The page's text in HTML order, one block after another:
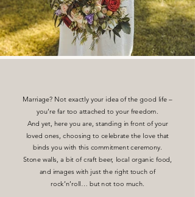
Marriage? Not exactly your idea of the good life –
you’re far too attached to your freedom.
And yet, here you are, standing in front of your
loved ones, choosing to celebrate the love that
binds you with this commitment ceremony.
Stone walls, a bit of craft beer, local organic food,
and images with just the right touch of
rock’n’roll… but not too much.